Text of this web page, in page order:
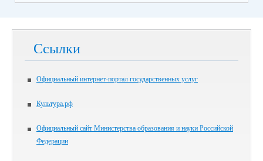
Ссылки
Официальный интернет-портал государственных услуг
Культура.рф
Официальный сайт Министерства образования и науки Российской
Федерации